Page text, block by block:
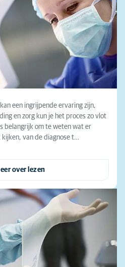
een ingrijpende ervaring zijn,
en zorg kun je het proces zo vlot
belangrijk om te weten wat er
van de diagnose t…
over lezen